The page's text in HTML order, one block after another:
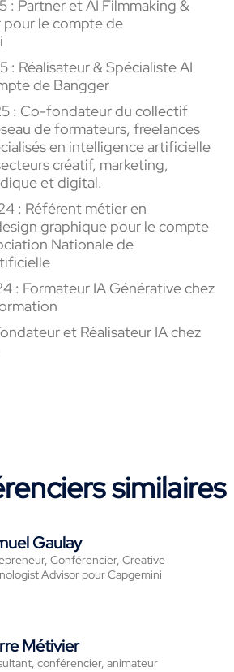
: Partner et AI Filmmaking &
pour le compte de
: Réalisateur & Spécialiste AI
de Bangger
: Co-fondateur du collectif
de formateurs, freelances
en intelligence artificielle
créatif, marketing,
et digital.
: Référent métier en
graphique pour le compte
Nationale de
: Formateur IA Générative chez
et Réalisateur IA chez
similaires
Gaulay
Conférencier, Creative
Advisor pour Capgemini
Métivier
conférencier, animateur